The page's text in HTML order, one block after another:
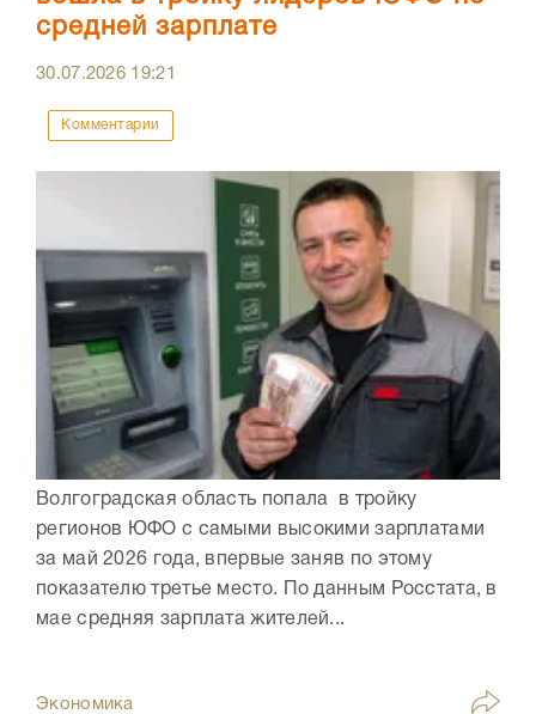
средней зарплате
30.07.2026 19:21
Комментарии
Волгоградская область попала в тройку
регионов ЮФО с самыми высокими зарплатами
за май 2026 года, впервые заняв по этому
показателю третье место. По данным Росстата, в
мае средняя зарплата жителей...
Экономика